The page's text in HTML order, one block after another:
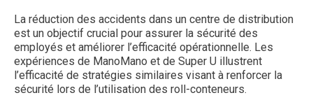
La réduction des accidents dans un centre de distribution
est un objectif crucial pour assurer la sécurité des
employés et améliorer l’efficacité opérationnelle. Les
expériences de ManoMano et de Super U illustrent
l’efficacité de stratégies similaires visant à renforcer la
sécurité lors de l’utilisation des roll-conteneurs.